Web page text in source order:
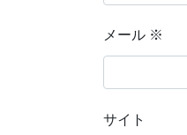
メール ※
サイト